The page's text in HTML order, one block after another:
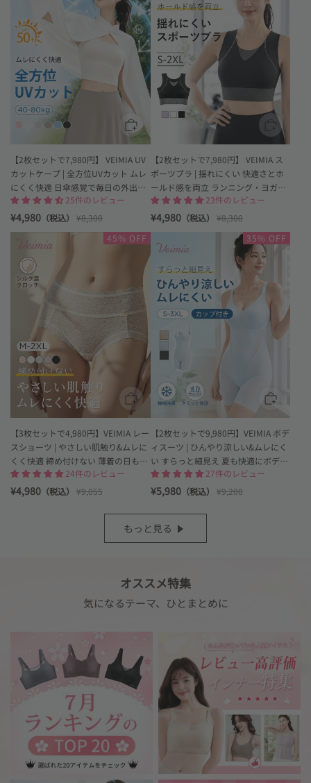
ト
ケ
プ
UPF50+で
全
方
位
線
を
し
っ
か
り
VEIMIA
【2枚セットで7,980円】 VEIMIA UV
カットケープ | 全方位UVカット ムレ
にくく快適 日傘感覚で毎日の外出に
さっと羽織れる25件のレビュー
¥4,980 （税込） ¥8,300
ー
ツ
ブ
ラ
快
適
さ
と
ル
感
を
両
立
す
る
【2枚セットで7,980円】 VEIMIA ス
ポーツブラ | 揺れにくい 快適さとホ
ールド感を両立 ランニング・ヨガか
ら普段使いまで23件のレビュー
¥4,980（税込）
¥8,300
45% OFF
image:
ー
ス
や
し
い
で
快
適
VEIMIA
【3枚セットで4,980円】VEIMIA レー
スショーツ | やさしい肌触り&ムレに
くく快適 締め付けない 薄着の日もひ
びきにくくやさしいはき心地を求め
る方へ
24件のレビュー
¥4,980 （税込） ¥9,055
35% OFF
image:
デ
ィ
ス
ー
デ
感
で
ひ
ん
や
快
適
な
付
き
設
【2枚セットで9,980円】VEIMIA ボデ
ィスーツ | ひんやり涼しい&ムレにく
い すらっと細見え 夏も快適にボディ
ラインを整えたい方へ27件のレビュー
¥5,980（税込） ¥9,200
もっと見る
オススメ特集
気になるテーマ、ひとまとめに